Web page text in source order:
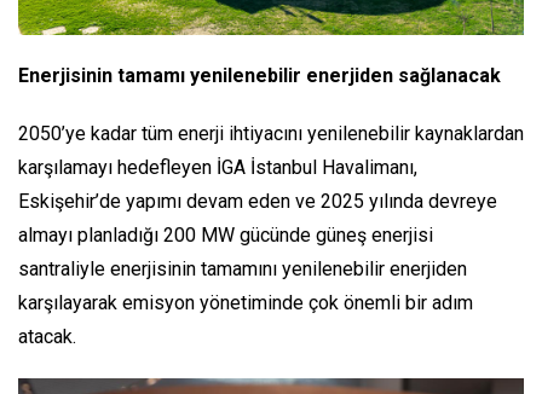
Enerjisinin tamamı yenilenebilir enerjiden sağlanacak
2050’ye kadar tüm enerji ihtiyacını yenilenebilir kaynaklardan
karşılamayı hedefleyen İGA İstanbul Havalimanı,
Eskişehir’de yapımı devam eden ve 2025 yılında devreye
almayı planladığı 200 MW gücünde güneş enerjisi
santraliyle enerjisinin tamamını yenilenebilir enerjiden
karşılayarak emisyon yönetiminde çok önemli bir adım
atacak.